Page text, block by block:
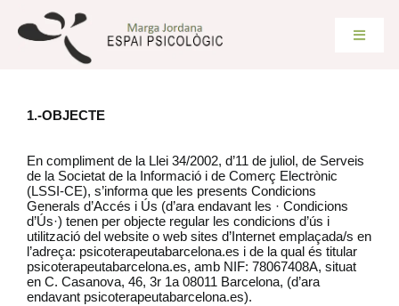
content
Toggle
PSICOTERÀPIES
SOBRE MI
1.-OBJECTE
En compliment de la Llei 34/2002, d’11 de juliol, de Serveis
de la Societat de la Informació i de Comerç Electrònic
(LSSI-CE), s’informa que les presents Condicions
Generals d’Accés i Ús (d’ara endavant les · Condicions
d’Ús·) tenen per objecte regular les condicions d’ús i
utilització del website o web sites d’Internet emplaçada/s en
l’adreça: psicoterapeutabarcelona.es i de la qual és titular
psicoterapeutabarcelona.es, amb NIF: 78067408A, situat
en C. Casanova, 46, 3r 1a 08011 Barcelona, (d’ara
endavant psicoterapeutabarcelona.es).